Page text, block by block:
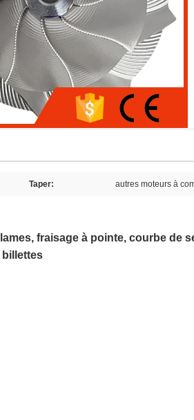
Taper: autres moteurs à
lames, fraisage à pointe, courbe